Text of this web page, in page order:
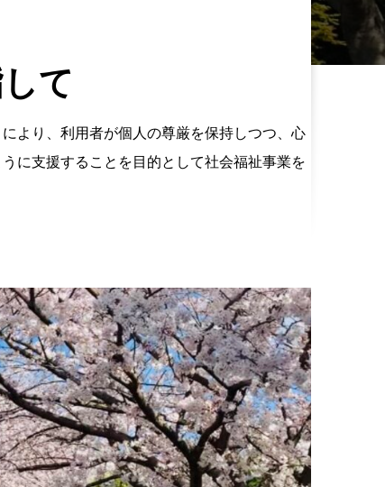
て
より、利用者が個人の尊厳を保持しつつ、心
に支援することを目的として社会福祉事業を